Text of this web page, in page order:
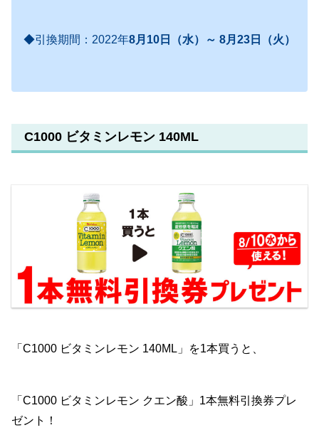
◆引換期間：2022年8月10日（水）～ 8月23日（火）
C1000 ビタミンレモン 140ML
「C1000 ビタミンレモン 140ML」を1本買うと、
「C1000 ビタミンレモン クエン酸」1本無料引換券プレ
ゼント！